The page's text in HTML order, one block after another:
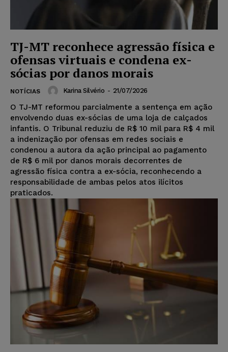
TJ-MT reconhece agressão física e
ofensas virtuais e condena ex-
sócias por danos morais
NOTÍCIAS Karina Silvério - 21/07/2026
O TJ-MT reformou parcialmente a sentença em ação
envolvendo duas ex-sócias de uma loja de calçados
infantis. O Tribunal reduziu de R$ 10 mil para R$ 4 mil
a indenização por ofensas em redes sociais e
condenou a autora da ação principal ao pagamento
de R$ 6 mil por danos morais decorrentes de
agressão física contra a ex-sócia, reconhecendo a
responsabilidade de ambas pelos atos ilícitos
praticados.